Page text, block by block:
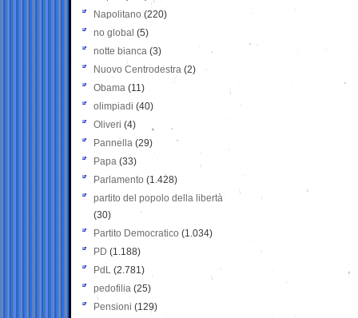
Napolitano (220)
no global (5)
notte bianca (3)
Nuovo Centrodestra (2)
Obama (11)
olimpiadi (40)
Oliveri (4)
Pannella (29)
Papa (33)
Parlamento (1.428)
partito del popolo della libertà
(30)
Partito Democratico (1.034)
PD (1.188)
PdL (2.781)
pedofilia (25)
Pensioni (129)